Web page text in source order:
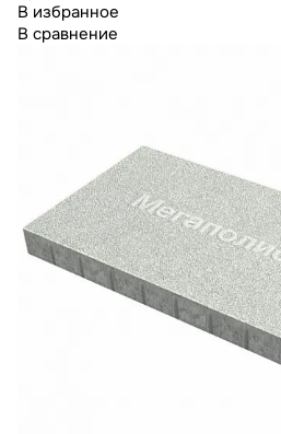
В избранное
В сравнение